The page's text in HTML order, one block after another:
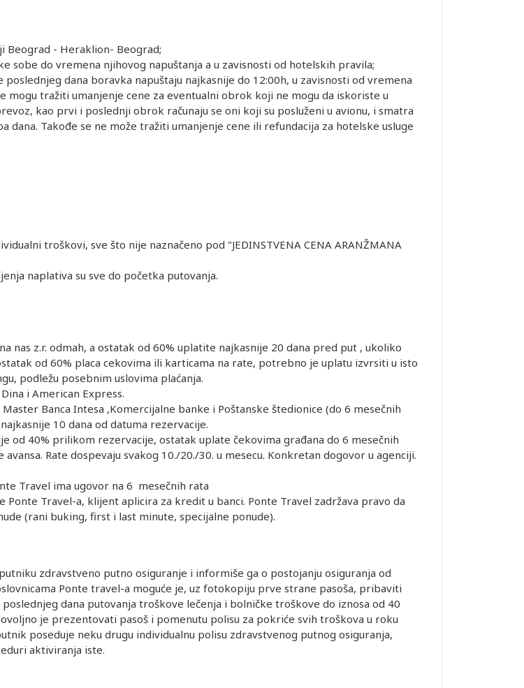
Beograd - Heraklion- Beograd;
sobe do vremena njihovog napuštanja a u zavisnosti od hotelskih pravila;
dana boravka napuštaju najkasnije do 12:00h, u zavisnosti od vremena
mogu tražiti umanjenje cene za eventualni obrok koji ne mogu da iskoriste u
kao prvi i poslednji obrok računaju se oni koji su posluženi u avionu, i smatra
Takođe se ne može tražiti umanjenje cene ili refundacija za hotelske usluge
troškovi, sve što nije naznačeno pod "JEDINSTVENA CENA ARANŽMANA
naplativa su sve do početka putovanja.
nas z.r. odmah, a ostatak od 60% uplatite najkasnije 20 dana pred put , ukoliko
od 60% placa cekovima ili karticama na rate, potrebno je uplatu izvrsiti u isto
podležu posebnim uslovima plaćanja.
i American Express.
Banca Intesa ,Komercijalne banke i Poštanske štedionice (do 6 mesečnih
10 dana od datuma rezervacije.
od 40% prilikom rezervacije, ostatak uplate čekovima građana do 6 mesečnih
Rate dospevaju svakog 10./20./30. u mesecu. Konkretan dogovor u agenciji.
Travel ima ugovor na 6 mesečnih rata
Ponte Travel-a, klijent aplicira za kredit u banci. Ponte Travel zadržava pravo da
(rani buking, first i last minute, specijalne ponude).
zdravstveno putno osiguranje i informiše ga o postojanju osiguranja od
Ponte travel-a moguće je, uz fotokopiju prve strane pasoša, pribaviti
dana putovanja troškove lečenja i bolničke troškove do iznosa od 40
je prezentovati pasoš i pomenutu polisu za pokriće svih troškova u roku
poseduje neku drugu individualnu polisu zdravstvenog putnog osiguranja,
aktiviranja iste.